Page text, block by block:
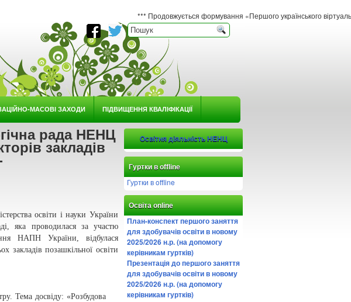
*** Продовжується формування «Першого українського віртуального
МАСОВІ ЗАХОДИ ПІДВИЩЕННЯ КВАЛІФІКАЦІЇ
рада НЕНЦ
закладів
освіти і науки України
яка проводилася за участю
НАПН України, відбулася
закладів позашкільної освіти
Тема досвіду: «Розбудова
Освітня діяльність НЕНЦ
Гуртки в offline
Гуртки в offline
Освіта online
План-конспект першого заняття
для здобувачів освіти в новому
2025/2026 н.р. (на допомогу
керівникам гуртків)
Презентація до першого заняття
для здобувачів освіти в новому
2025/2026 н.р. (на допомогу
керівникам гуртків)